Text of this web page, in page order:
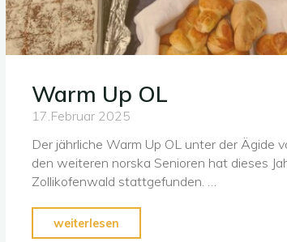
Warm Up OL
17.Februar 2025
Der jährliche Warm Up OL unter der Ägide
den weiteren norska Senioren hat dieses
Zollikofenwald stattgefunden. …
weiterlesen